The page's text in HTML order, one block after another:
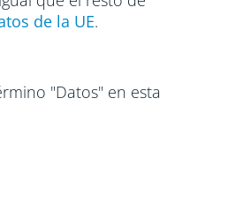
de la UE.
"Datos" en esta